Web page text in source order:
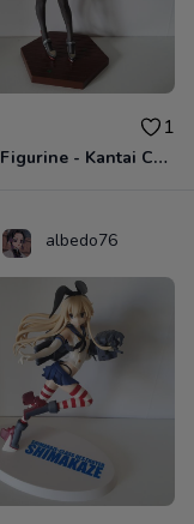
1
Katori Figurine - Kantai Collection (Kan Colle) Eductating ver. by Taito manga
albedo76